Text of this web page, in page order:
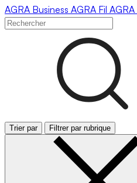
AGRA Business AGRA Fil AGRA
Trier par Filtrer par rubrique